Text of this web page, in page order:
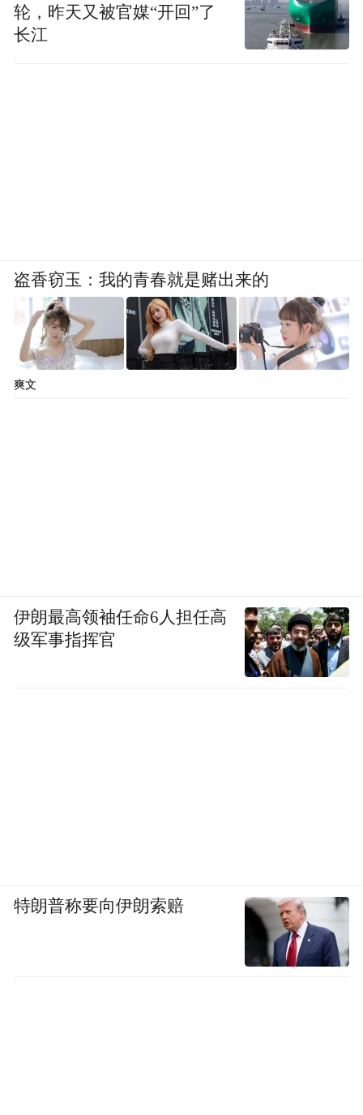
轮，昨天又被官媒“开回”了
长江
盗香窃玉：我的青春就是赌出来的
爽文
伊朗最高领袖任命6人担任高
级军事指挥官
特朗普称要向伊朗索赔